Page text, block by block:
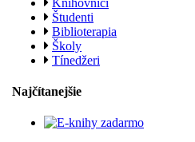
Študenti
Biblioterapia
Školy
Tínedžeri
Najčítanejšie